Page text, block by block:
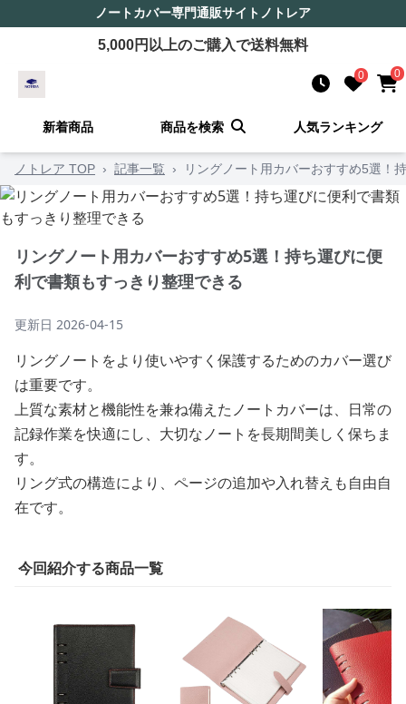
ノートカバー専門通販サイト ノトレア
5,000円以上のご購入で送料無料
0 0
新着商品 商品を検索 人気ランキング
ノトレア TOP › 記事一覧 › リングノート用カバーおすすめ5選！
リングノート用カバーおすすめ5選！持ち運びに便
利で書類もすっきり整理できる
更新日 2026-04-15
リングノートをより使いやすく保護するためのカバー選び
は重要です。
上質な素材と機能性を兼ね備えたノートカバーは、日常の
記録作業を快適にし、大切なノートを長期間美しく保ちま
す。
リング式の構造により、ページの追加や入れ替えも自由自
在です。
今回紹介する商品一覧